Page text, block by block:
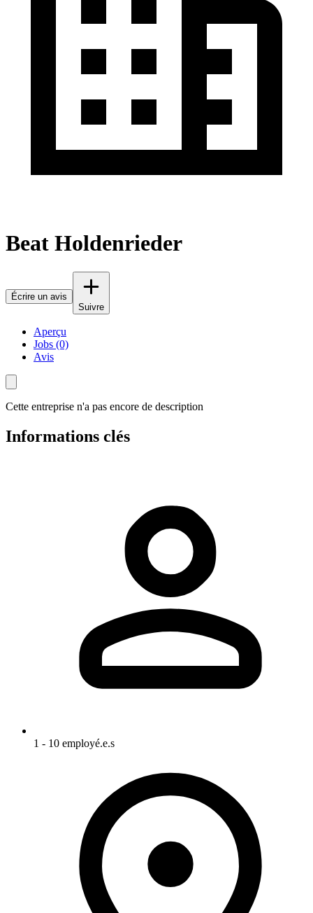
Beat Holdenrieder
Écrire un avis
Suivre
Aperçu
Jobs (0)
Avis
Cette entreprise n'a pas encore de description
Informations clés
1 - 10 employé.e.s